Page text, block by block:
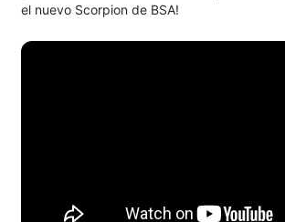
el nuevo Scorpion de BSA!